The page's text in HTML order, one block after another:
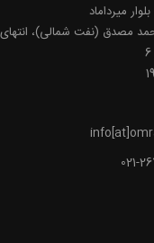
میرداماد
مصدق (نفت شمالی)،